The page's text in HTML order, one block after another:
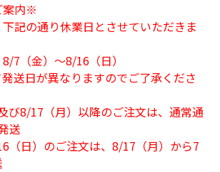
案内※
記の通り休業日とさせていただきま
7（金）～8/16（日）
送日が異なりますのでご了承くださ
び8/17（月）以降のご注文は、通常通
送
（日）のご注文は、8/17（月）から7